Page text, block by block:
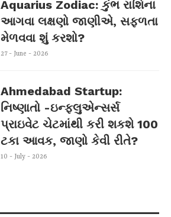
Aquarius Zodiac: કુંભ રાશિના
આગવા લક્ષણો જાણીએ, સફળતા
મેળવવા શું કરશો?
27 - June - 2026
Ahmedabad Startup:
નિષ્ણાતો -ઇન્ફ્લુએન્સર્સ
પ્રાઇવેટ ચેટમાંથી કરી શકશે 100
ટકા આવક, જાણો કેવી રીતે?
10 - July - 2026